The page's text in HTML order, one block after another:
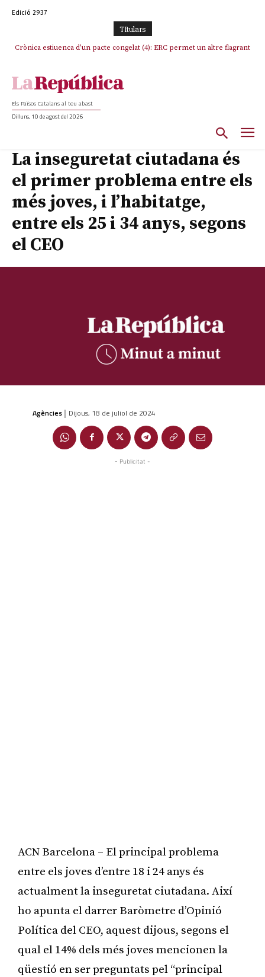
Edició 2937
TItulars
Crònica estiuenca d’un pacte congelat (4): ERC permet un altre flagrant
Els Països Catalans al teu abast
Dilluns, 10 de agost del 2026
La inseguretat ciutadana és
el primer problema entre els
més joves, i l’habitatge,
entre els 25 i 34 anys, segons
el CEO
Agències | Dijous, 18 de juliol de 2024
- Publicitat -
ACN Barcelona – El principal problema
entre els joves d’entre 18 i 24 anys és
actualment la inseguretat ciutadana. Així
ho apunta el darrer Baròmetre d’Opinió
Política del CEO, aquest dijous, segons el
qual el 14% dels més joves mencionen la
qüestió en ser preguntats pel “principal